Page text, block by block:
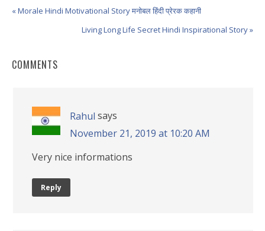
« Morale Hindi Motivational Story मनोबल हिंदी प्रेरक कहानी
Living Long Life Secret Hindi Inspirational Story »
COMMENTS
Rahul says
November 21, 2019 at 10:20 AM
Very nice informations
Reply